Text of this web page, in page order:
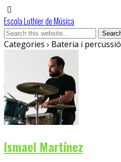
Escola Luthier de Música
Categories › Bateria i percussió
Ismael Martínez